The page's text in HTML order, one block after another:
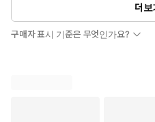
더보
구매자 표시 기준은 무엇인가요?